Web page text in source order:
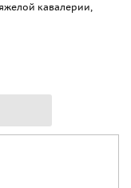
кавалерии,